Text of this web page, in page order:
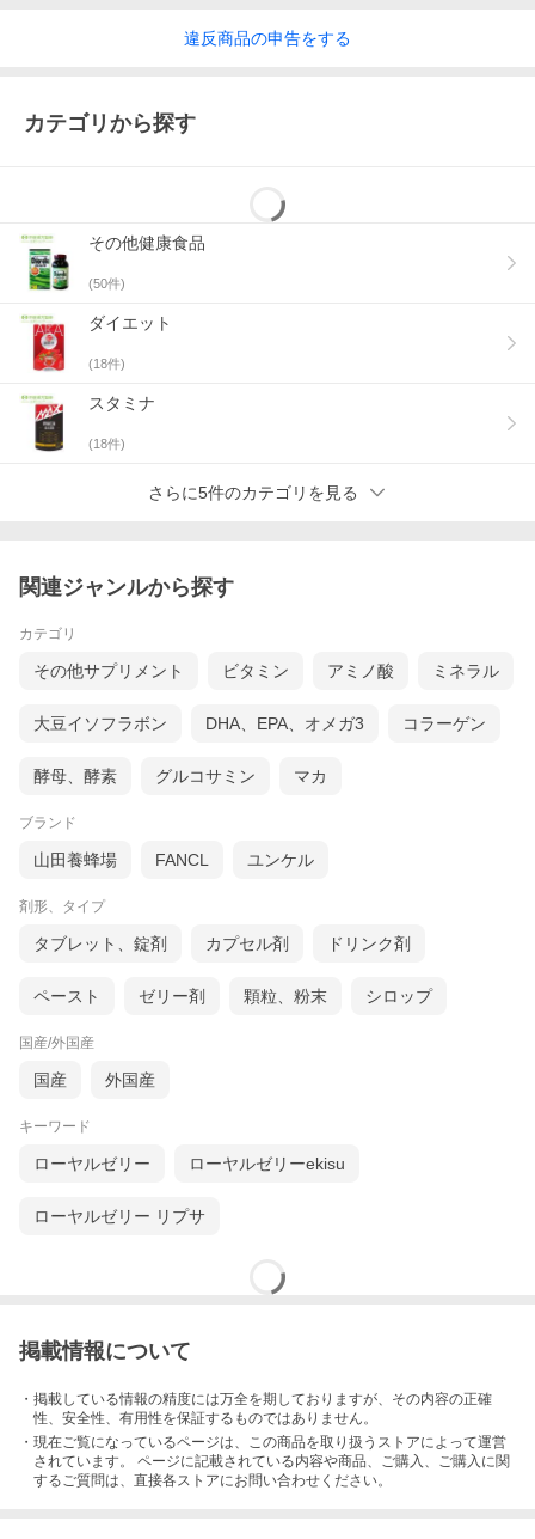
違反商品の申告をする
カテゴリから探す
その他健康食品
(50件)
ダイエット
(18件)
スタミナ
(18件)
さらに5件のカテゴリを見る
関連ジャンルから探す
カテゴリ
その他サプリメント ビタミン アミノ酸 ミネラル
大豆イソフラボン DHA、EPA、オメガ3 コラーゲン
酵母、酵素 グルコサミン マカ
ブランド
山田養蜂場 FANCL ユンケル
剤形、タイプ
タブレット、錠剤 カプセル剤 ドリンク剤
ペースト ゼリー剤 顆粒、粉末 シロップ
国産/外国産
国産 外国産
キーワード
ローヤルゼリー ローヤルゼリーekisu
ローヤルゼリー リプサ
掲載情報について
・掲載している情報の精度には万全を期しておりますが、その内容の正確
性、安全性、有用性を保証するものではありません。
・現在ご覧になっているページは、この商品を取り扱うストアによって運営
されています。 ページに記載されている内容や商品、ご購入 、ご購入に関
するご質問は、直接各ストアにお問い合わせください。